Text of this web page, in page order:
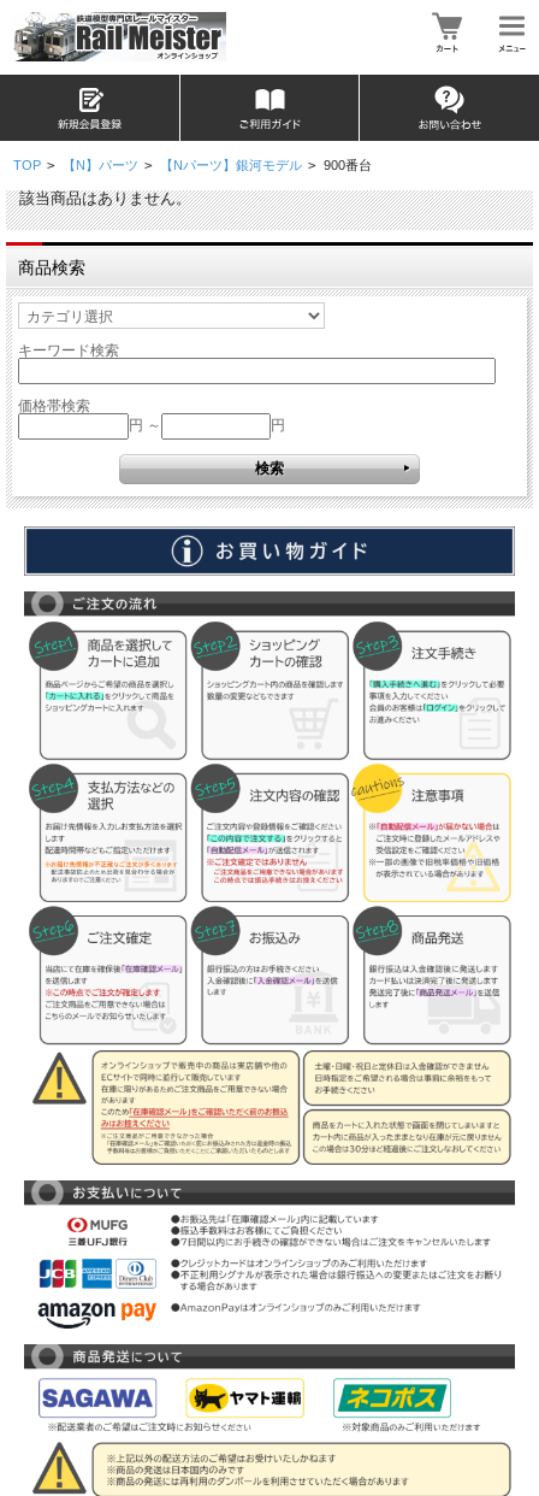
TOP > 【N】パーツ > 【Nパーツ】銀河モデル > 900番台
該当商品はありません。
商品検索
キーワード検索
価格帯検索
円 ～
円